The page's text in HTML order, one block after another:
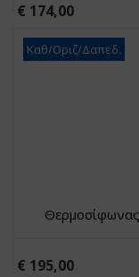
€ 174,00
Καθ/Οριζ/Δαπεδ.
€ 195,00